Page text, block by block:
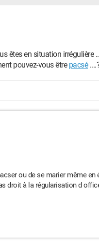
êtes en situation irrégulière
pouvez-vous être pacsé
ou de se marier même en
droit à la régularisation d